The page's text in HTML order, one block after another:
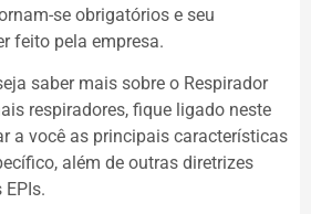
se obrigatórios e seu
feito pela empresa.
saber mais sobre o Respirador
respiradores, fique ligado neste
a você as principais características
além de outras diretrizes